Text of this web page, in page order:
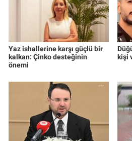
Yaz ishallerine karşı güçlü bir
kalkan: Çinko desteğinin
önemi
kişi